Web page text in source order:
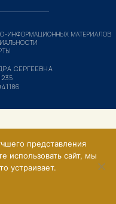
СЕРГЕЕВНА
ИНФОРМАЦИОННЫХ МАТЕРИАЛОВ
представления
использовать сайт, мы
устраивает.